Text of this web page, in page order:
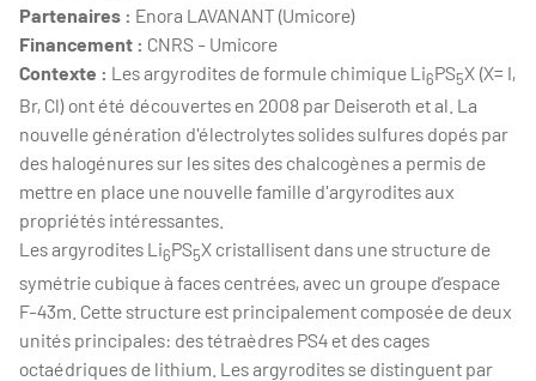
Partenaires : Enora LAVANANT (Umicore)
Financement : CNRS - Umicore
Contexte : Les argyrodites de formule chimique Li6PS5X (X= I,
Br, Cl) ont été découvertes en 2008 par Deiseroth et al. La
nouvelle génération d'électrolytes solides sulfures dopés par
des halogénures sur les sites des chalcogènes a permis de
mettre en place une nouvelle famille d'argyrodites aux
propriétés intéressantes.
Les argyrodites Li6PS5X cristallisent dans une structure de
symétrie cubique à faces centrées, avec un groupe d’espace
F-43m. Cette structure est principalement composée de deux
unités principales: des tétraèdres PS4 et des cages
octaédriques de lithium. Les argyrodites se distinguent par